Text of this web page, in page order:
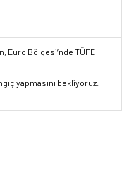
Euro Bölgesi’nde TÜFE
yapmasını bekliyoruz.